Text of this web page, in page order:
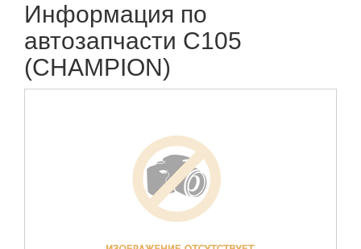
Информация по
автозапчасти C105
(CHAMPION)